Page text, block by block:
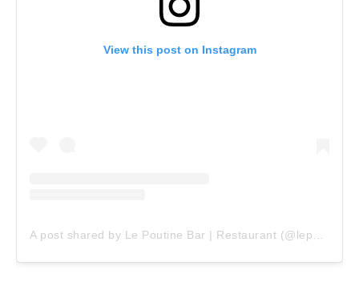
View this post on Instagram